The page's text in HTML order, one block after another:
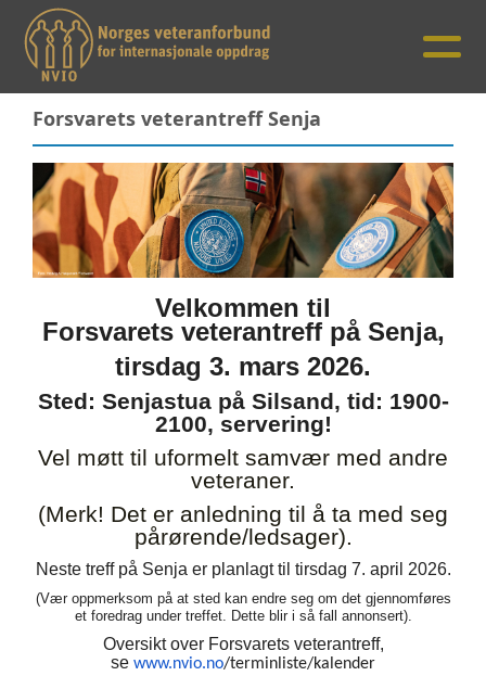
Forsvarets veterantreff Senja
Velkommen til
Forsvarets veterantreffpå Senja,
tirsdag 3. mars 2026.
Sted: Senjastua på Silsand, tid: 1900-
2100, servering!
Vel møtt til uformelt samvær med andre
veteraner.
(Merk! Det er anledning til å ta med seg
pårørende/ledsager).
Neste treffpå Senja er planlagt til tirsdag 7. april 2026.
(Vær oppmerksom på at sted kan endre seg om det gjennomføres
et foredrag under treffet. Dette blir i så fall annonsert).
Oversikt over Forsvarets veterantreff,
se www.nvio.no/terminliste/kalender